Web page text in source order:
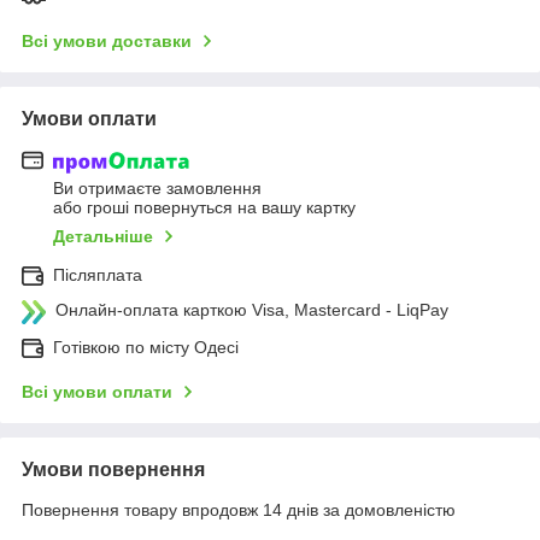
Всі умови доставки
Умови оплати
Ви отримаєте замовлення
або гроші повернуться на вашу картку
Детальніше
Післяплата
Онлайн-оплата карткою Visa, Mastercard - LiqPay
Готівкою по місту Одесі
Всі умови оплати
Умови повернення
Повернення товару впродовж 14 днів за домовленістю